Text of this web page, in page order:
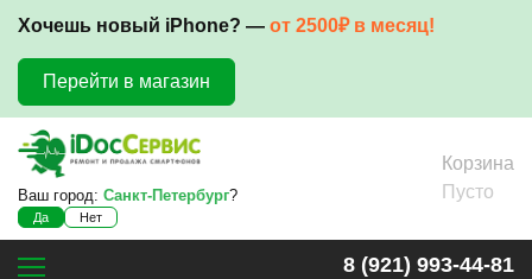
Хочешь новый iPhone? — от 2500₽ в месяц!
Перейти в магазин
Ваш город: Санкт-Петербург?
Да Нет
Корзина
Пусто
8 (921) 993-44-81